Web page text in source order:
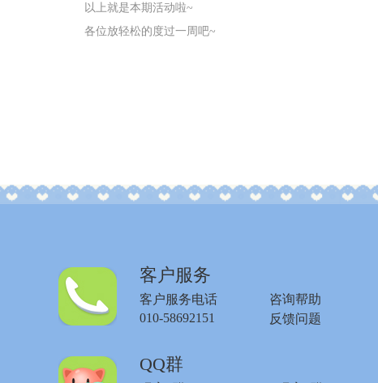
以上就是本期活动啦~
各位放轻松的度过一周吧~
客户服务
客户服务电话
咨询帮助
010-58692151
反馈问题
QQ群